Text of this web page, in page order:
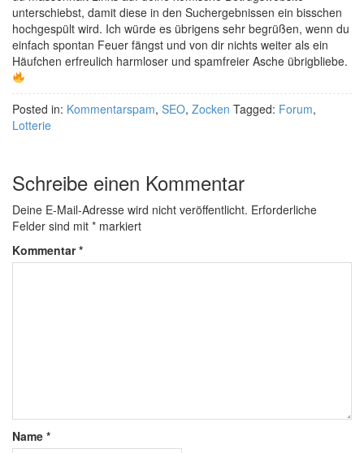
unterschiebst, damit diese in den Suchergebnissen ein bisschen
hochgespült wird. Ich würde es übrigens sehr begrüßen, wenn du
einfach spontan Feuer fängst und von dir nichts weiter als ein
Häufchen erfreulich harmloser und spamfreier Asche übrigbliebe.
Posted in: Kommentarspam, SEO, Zocken Tagged: Forum,
Lotterie
Schreibe einen Kommentar
Deine E-Mail-Adresse wird nicht veröffentlicht. Erforderliche
Felder sind mit * markiert
Kommentar*
Name *